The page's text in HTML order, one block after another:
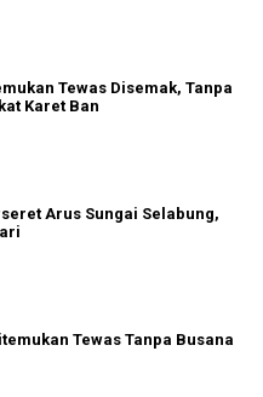
Tewas Disemak, Tanpa
Karet Ban
Arus Sungai Selabung,
Tewas Tanpa Busana